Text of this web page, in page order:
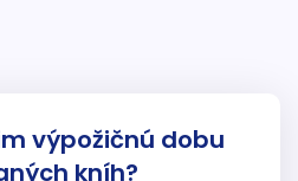
výpožičnú dobu
kníh?